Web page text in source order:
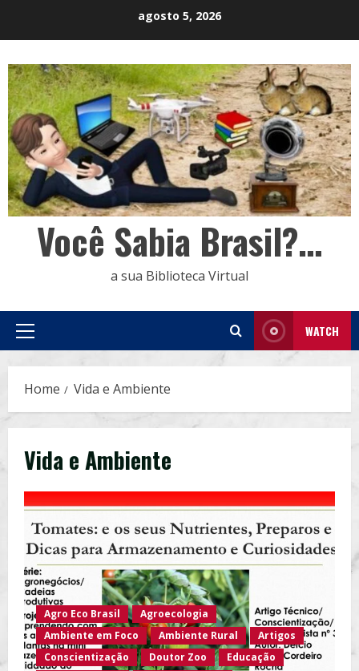
agosto 5, 2026
Você Sabia Brasil?…
a sua Biblioteca Virtual
Primary
WATCH
Home Vida e Ambiente
Vida e Ambiente
Agro Eco Brasil
Agroecologia
Ambiente em Foco
Ambiente Rural
Artigos
Conscientização
Doutor Zoo
Educação